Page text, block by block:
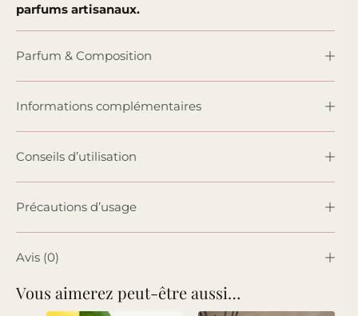
parfums artisanaux.
Parfum & Composition
Informations complémentaires
Conseils d’utilisation
Précautions d’usage
Avis (0)
Vous aimerez peut-être aussi…